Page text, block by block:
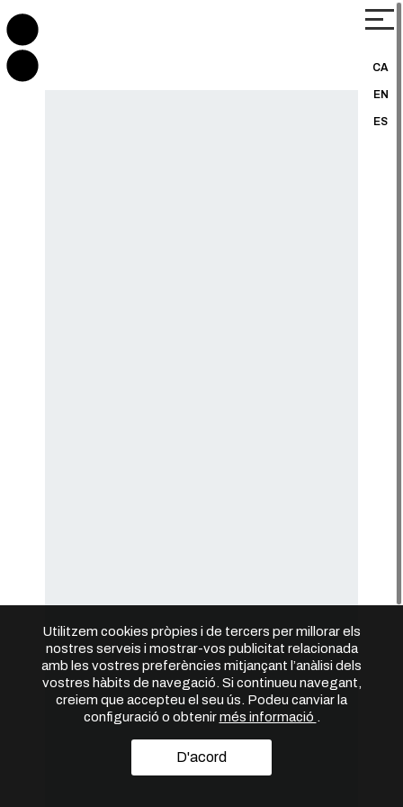
CA
EN
ES
Utilitzem cookies pròpies i de tercers per millorar els
nostres serveis i mostrar-vos publicitat relacionada
amb les vostres preferències mitjançant l’anàlisi dels
vostres hàbits de navegació. Si continueu navegant,
creiem que accepteu el seu ús. Podeu canviar la
configuració o obtenirmés informació
D'acord